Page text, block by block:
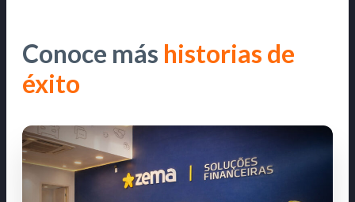
Conoce más historias de
éxito